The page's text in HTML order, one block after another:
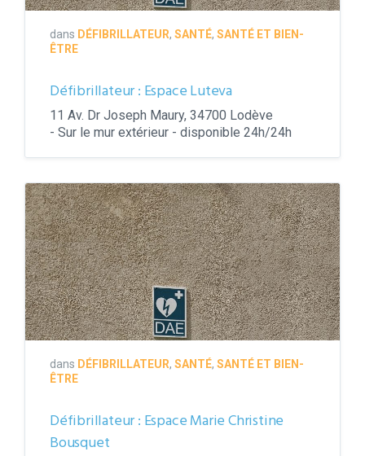
dans DÉFIBRILLATEUR, SANTÉ, SANTÉ ET BIEN-
ÊTRE
Défibrillateur : Espace Luteva
11 Av. Dr Joseph Maury, 34700 Lodève
- Sur le mur extérieur - disponible 24h/24h
Défibrillateur
dans DÉFIBRILLATEUR, SANTÉ, SANTÉ ET BIEN-
ÊTRE
Défibrillateur : Espace Marie Christine
Bousquet